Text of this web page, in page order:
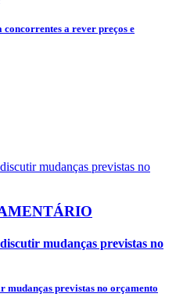
a rever preços e
mudanças previstas no
mudanças previstas no orçamento